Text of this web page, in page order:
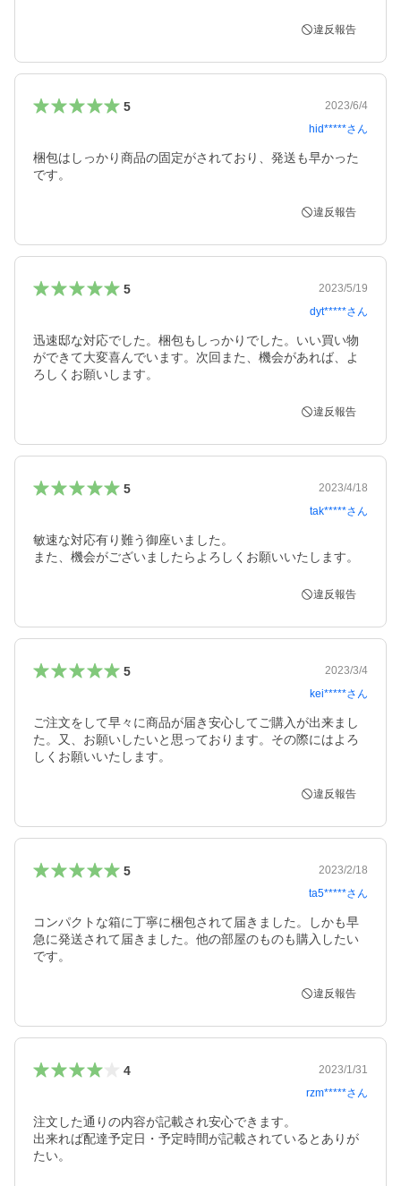
違反報告
5
2023/6/4
hid*****さん
梱包はしっかり商品の固定がされており、発送も早かった
です。
違反報告
5
2023/5/19
dyt*****さん
迅速邸な対応でした。梱包もしっかりでした。いい買い物
ができて大変喜んでいます。次回また、機会があれば、よ
違反報告
5
2023/4/18
tak*****さん
敏速な対応有り難う御座いました。
また、機会がございましたらよろしくお願いいたします。
違反報告
5
2023/3/4
kei*****さん
ご注文をして早々に商品が届き安心してご購入が出来まし
た。又、お願いしたいと思っております。その際にはよろ
しくお願いいたします。
違反報告
5
2023/2/18
ta5*****さん
コンパクトな箱に丁寧に梱包されて届きました。しかも早
急に発送されて届きました。他の部屋のものも購入したい
です。
違反報告
4
2023/1/31
rzm*****さん
注文した通りの内容が記載され安心できます。
出来れば配達予定日・予定時間が記載されているとありが
たい。